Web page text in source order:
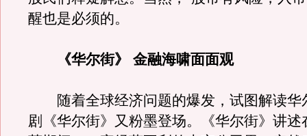
醒也是必须的。
《华尔街》 金融海啸面面观
随着全球经济问题的爆发，试图解读华
剧《华尔街》又粉墨登场。《华尔街》讲述